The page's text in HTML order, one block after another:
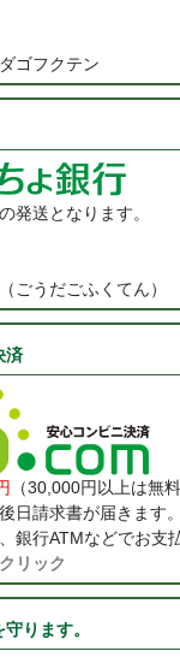
ゴフクテン
発送となります。
ごうだごふくてん）
済
（30,000円以上は無料
日請求書が届きます。
銀行ATMなどでお支
リック
ります。